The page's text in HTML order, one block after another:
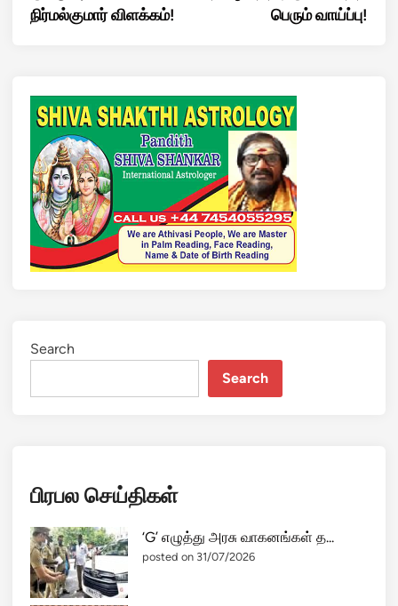
நிர்மல்குமார் விளக்கம்!
பெரும் வாய்ப்பு!
Search
Search
பிரபல செய்திகள்
‘G’ எழுத்து அரசு வாகனங்கள் த...
posted on 31/07/2026